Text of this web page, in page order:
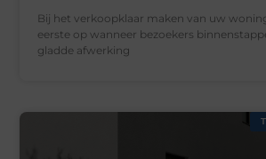
Bij het verkoopklaar maken van uw
eerste op wanneer bezoekers
gladde afwerking